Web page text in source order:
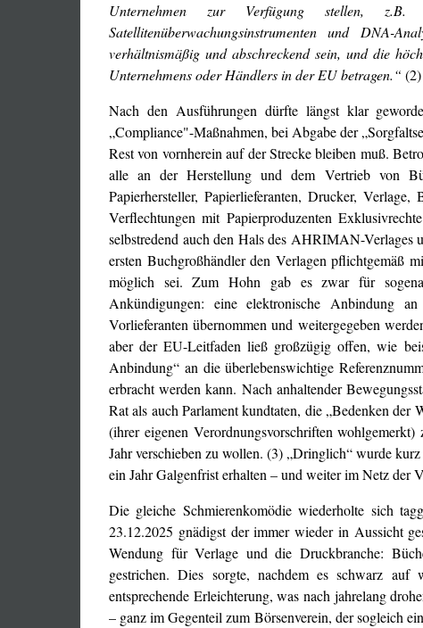
Unternehmen zur Verfügung stellen,
Satellitenüberwachungsinstrumenten und DNA-
verhältnismäßig und abschreckend sein, und die
Unternehmens oder Händlers in der EU betragen.“
Nach den Ausführungen dürfte längst klar
„Compliance"-Maßnahmen, bei Abgabe der
Rest von vornherein auf der Strecke bleiben muß.
alle an der Herstellung und dem Vertrieb von
Papierhersteller, Papierlieferanten, Drucker,
Verflechtungen mit Papierproduzenten
selbstredend auch den Hals des AHRIMAN-Verlages
ersten Buchgroßhändler den Verlagen pflichtgemäß
möglich sei. Zum Hohn gab es zwar für
Ankündigungen: eine elektronische Anbindung
Vorlieferanten übernommen und weitergegeben
aber der EU-Leitfaden ließ großzügig offen, wie
Anbindung“ an die überlebenswichtige
erbracht werden kann. Nach anhaltender
Rat als auch Parlament kundtaten, die „Bedenken der
(ihrer eigenen Verordnungsvorschriften
Jahr verschieben zu wollen. (3) „Dringlich“ wurde
ein Jahr Galgenfrist erhalten – und weiter im Netz der
Die gleiche Schmierenkomödie wiederholte sich
23.12.2025 gnädigst der immer wieder in Aussicht
Wendung für Verlage und die Druckbranche:
gestrichen. Dies sorgte, nachdem es schwarz
entsprechende Erleichterung, was nach jahrelang
– ganz im Gegenteil zum Börsenverein, der sogleich